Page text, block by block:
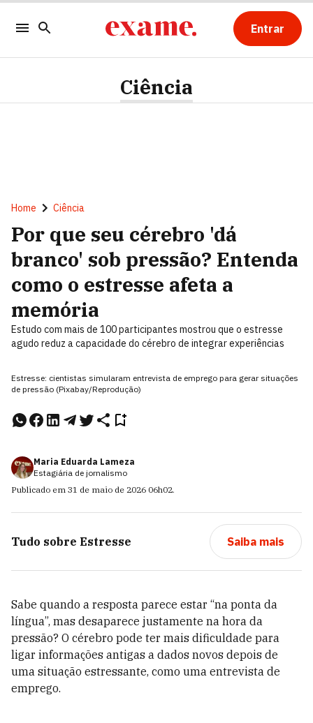
Entrar
Ciência
Home Ciência
Por que seu cérebro 'dá
branco' sob pressão? Entenda
como o estresse afeta a
memória
Estudo com mais de 100 participantes mostrou que o estresse
agudo reduz a capacidade do cérebro de integrar experiências
Estresse: cientistas simularam entrevista de emprego para gerar situações
de pressão (Pixabay/Reprodução)
Maria Eduarda Lameza
Estagiária de jornalismo
Publicado em 31 de maio de 2026 06h02.
Tudo sobre Estresse Saiba mais
Sabe quando a resposta parece estar “na ponta da
língua”, mas desaparece justamente na hora da
pressão? O cérebro pode ter mais dificuldade para
ligar informações antigas a dados novos depois de
uma situação estressante, como uma entrevista de
emprego.